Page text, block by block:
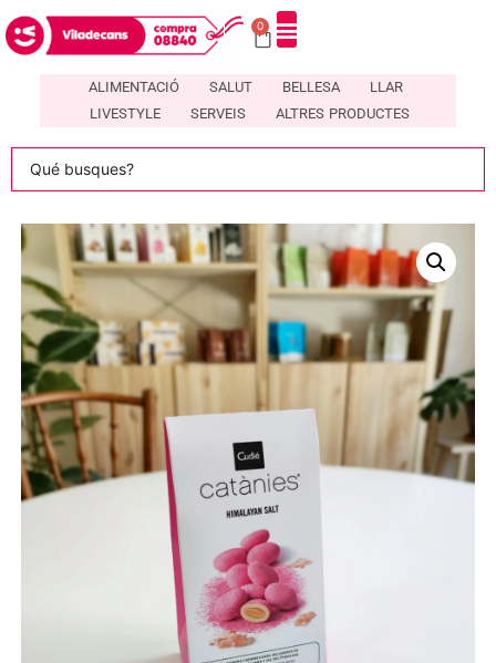
0
ALIMENTACIÓ SALUT BELLESA
LLAR
LIVESTYLE
SERVEIS ALTRES PRODUCTES